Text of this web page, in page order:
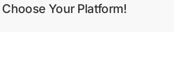
Your Platform!